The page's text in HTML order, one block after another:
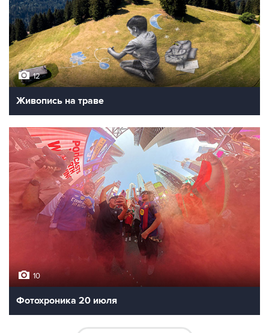
12
Живопись на траве
10
Фотохроника 20 июля